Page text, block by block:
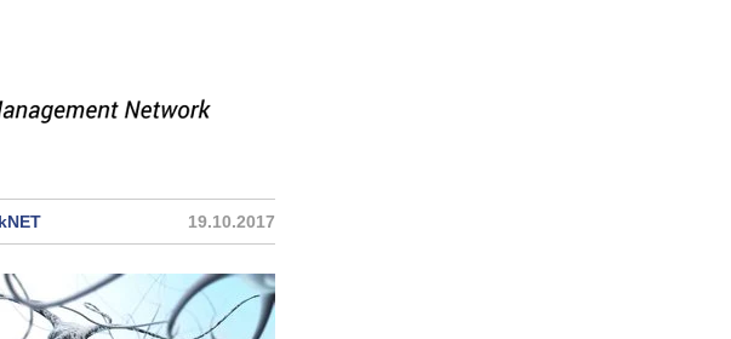
19.10.2017